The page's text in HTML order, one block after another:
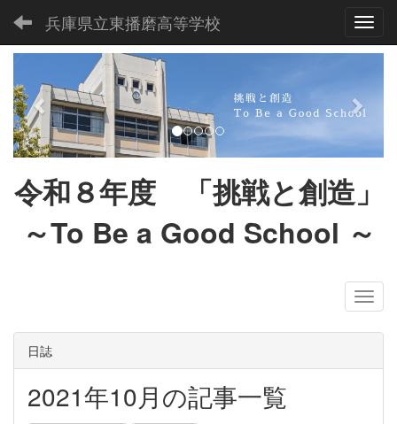
兵庫県立東播磨高等学校
r
e
v
i
o
u
s
e
x
t
令和８年度 「挑戦と創造」
～To Be a Good School ～
日誌
2021年10月の記事一覧